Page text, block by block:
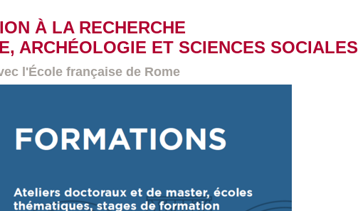
À LA RECHERCHE
ARCHÉOLOGIE ET SCIENCES SOCIALES
l'École française de Rome